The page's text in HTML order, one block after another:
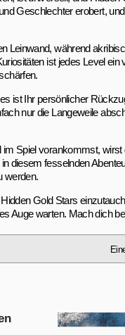
Geschlechter erobert,
Leinwand, während
ist jedes Level
ist Ihr persönlicher
nur die Langeweile
Spiel vorankommst,
diesem fesselnden
werden.
Gold Stars
Auge warten. Mach dich